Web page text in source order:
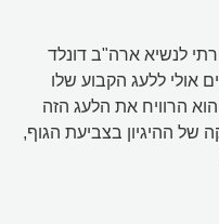
לנשיא ארה"ב דונלד
אולי ללעג הקבוע שלו
הרוויח את הלעג הזה
של ההיגיון בצביעת הגוף,